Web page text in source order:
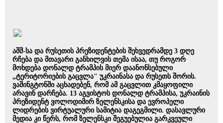
აშშ-სა და რუსეთის პრეზიდენტების შეხვედრამდე 3 დღე
რჩება და მთავარი განხილვის თემა ისაა, თუ როგორ
მოხდება დონალდ ტრამპის მიერ დაანონსებული
„ტერიტორიების გაცვლა" უკრაინასა და რუსეთს შორის.
ვაშინგტონში აცხადებენ, რომ ამ გაცვლით კმაყოფილი
არავინ დარჩება. 13 აგვისტოს დონალდ ტრამპისა, უკრაინის
პრეზიდენტ ვოლოდიმირ ზელენსკისა და ევროპელი
ლიდრების ვირტუალური სამიტია დაგეგმილი. დასავლური
მედია კი წერს, რომ ზელენსკი შეგუებულია გარკვეული